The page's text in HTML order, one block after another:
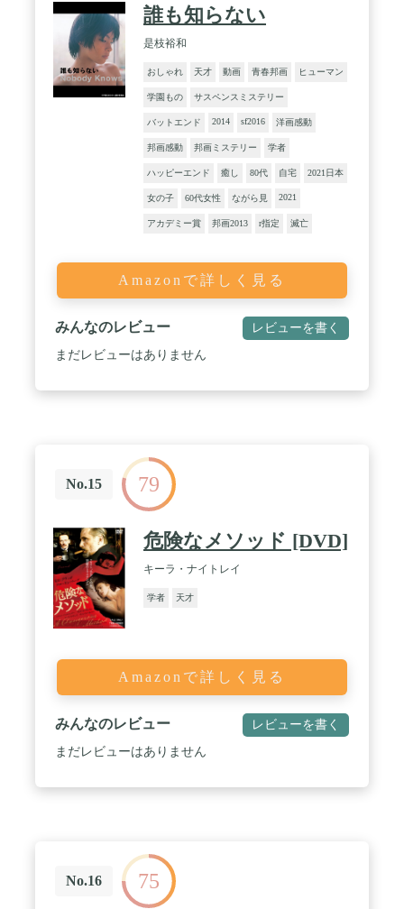
誰も知らない
是枝裕和
おしゃれ 天才 動画 青春邦画 ヒューマン
学園もの サスペンスミステリー
バットエンド 2014 sf2016 洋画感動
邦画感動 邦画ミステリー 学者
ハッピーエンド 癒し 80代 自宅 2021日本
女の子 60代女性 ながら見 2021
アカデミー賞 邦画2013 r指定 滅亡
Amazonで詳しく見る
みんなのレビュー レビューを書く
まだレビューはありません
No.15 79
危険なメソッド [DVD]
キーラ・ナイトレイ
学者 天才
Amazonで詳しく見る
みんなのレビュー レビューを書く
まだレビューはありません
No.16 75